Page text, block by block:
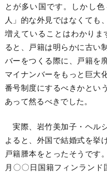
とが多い国です。しかし
人」的な外見ではなくても
増えていることはわかり
ると、戸籍は明らかに古い
バーをつくる際に、戸籍を
マイナンバーをもっと巨大
番号制度にするべきかとい
あって然るべきでした。
実際、岩竹美加子・ヘル
よると、外国で結婚式を挙
戸籍謄本をとったそうです
月〇〇日国籍フィンラン